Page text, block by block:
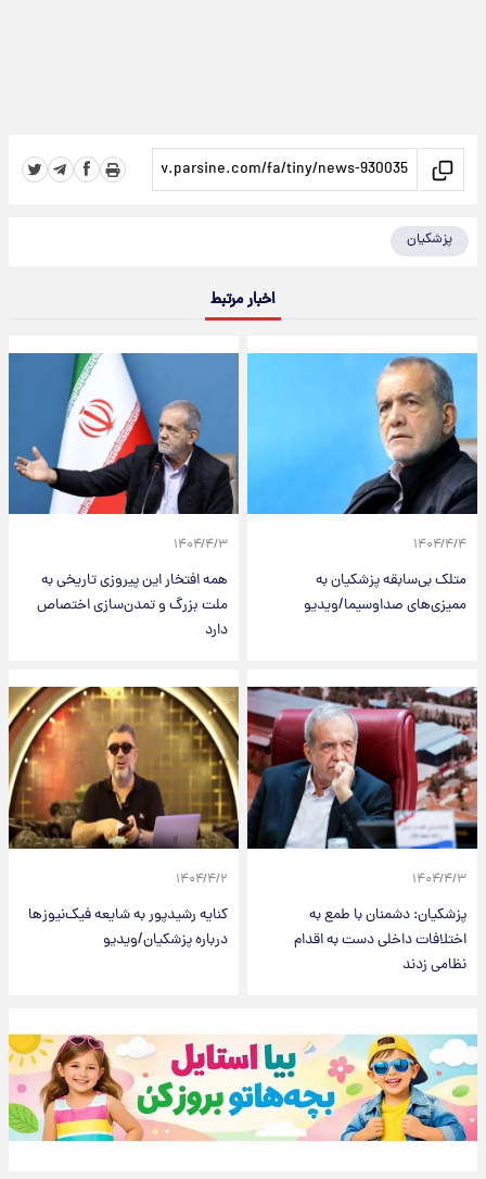
پزشکیان
اخبار مرتبط
۱۴۰۴/۴/۴
متلک بی‌سابقه پزشکیان به
ممیزی‌های صداوسیما/ویدیو
۱۴۰۴/۴/۳
همه افتخار این پیروزی تاریخی به
ملت بزرگ و تمدن‌سازی اختصاص
دارد
۱۴۰۴/۴/۳
پزشکیان: دشمنان با طمع به
اختلافات داخلی دست به اقدام
نظامی زدند
۱۴۰۴/۴/۲
کنایه رشیدپور به شایعه فیک‌نیوزها
درباره پزشکیان/ویدیو